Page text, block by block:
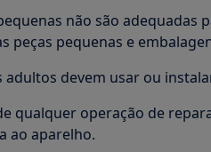
não são adequadas
peças pequenas e
adultos devem usar ou
qualquer operação de
ao aparelho.